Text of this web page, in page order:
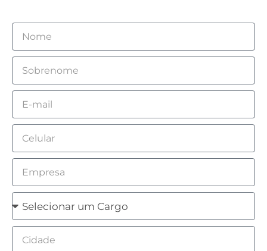
Nome
Sobrenome
Email
Celular
Empresa
Cargo
Cidade